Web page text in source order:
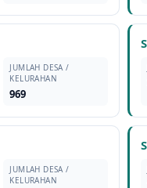
JUMLAH DESA /
KELURAHAN
969
JUMLAH DESA /
KELURAHAN